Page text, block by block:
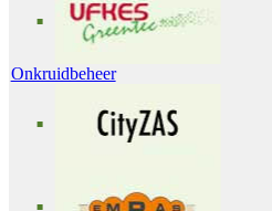
Onkruidbeheer